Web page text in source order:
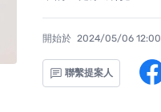
開始於 2024/05/06 12:00
聯繫提案人